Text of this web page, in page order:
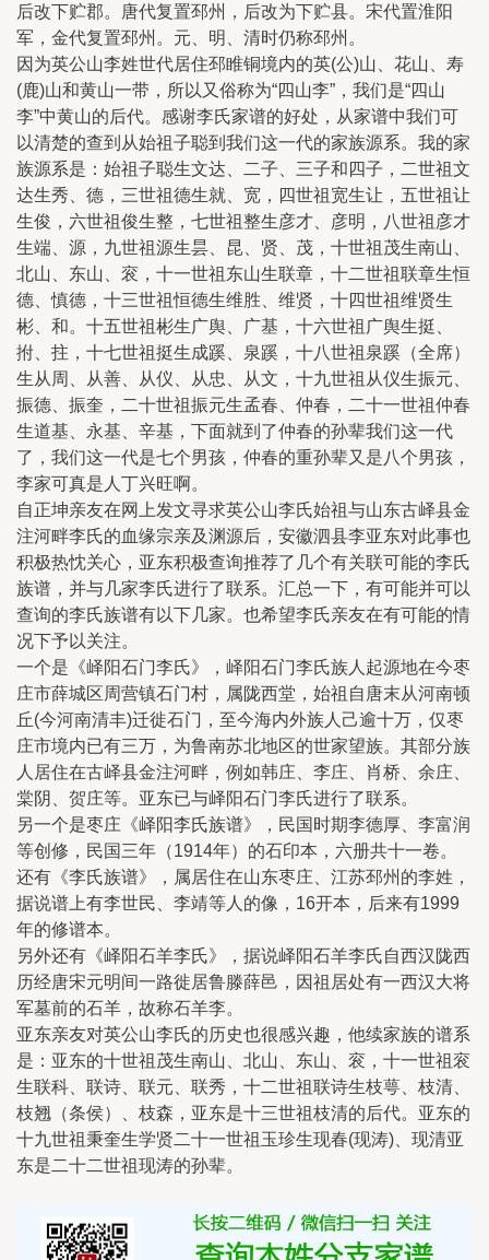
后改下贮郡。唐代复置邳州，后改为下贮县。宋代置淮阳
军，金代复置邳州。元、明、清时仍称邳州。
因为英公山李姓世代居住邳睢铜境内的英(公)山、花山、寿
(鹿)山和黄山一带，所以又俗称为“四山李”，我们是“四山
李”中黄山的后代。感谢李氏家谱的好处，从家谱中我们可
以清楚的查到从始祖子聪到我们这一代的家族源系。我的家
族源系是：始祖子聪生文达、二子、三子和四子，二世祖文
达生秀、德，三世祖德生就、宽，四世祖宽生让，五世祖让
生俊，六世祖俊生整，七世祖整生彦才、彦明，八世祖彦才
生端、源，九世祖源生昙、昆、贤、茂，十世祖茂生南山、
北山、东山、衮，十一世祖东山生联章，十二世祖联章生恒
德、慎德，十三世祖恒德生维胜、维贤，十四世祖维贤生
彬、和。十五世祖彬生广舆、广基，十六世祖广舆生挺、
拊、拄，十七世祖挺生成蹊、泉蹊，十八世祖泉蹊（全席）
生从周、从善、从仪、从忠、从文，十九世祖从仪生振元、
振德、振奎，二十世祖振元生孟春、仲春，二十一世祖仲春
生道基、永基、辛基，下面就到了仲春的孙辈我们这一代
了，我们这一代是七个男孩，仲春的重孙辈又是八个男孩，
李家可真是人丁兴旺啊。
自正坤亲友在网上发文寻求英公山李氏始祖与山东古峄县金
注河畔李氏的血缘宗亲及渊源后，安徽泗县李亚东对此事也
积极热忱关心，亚东积极查询推荐了几个有关联可能的李氏
族谱，并与几家李氏进行了联系。汇总一下，有可能并可以
查询的李氏族谱有以下几家。也希望李氏亲友在有可能的情
况下予以关注。
一个是《峄阳石门李氏》，峄阳石门李氏族人起源地在今枣
庄市薛城区周营镇石门村，属陇西堂，始祖自唐末从河南顿
丘(今河南清丰)迁徙石门，至今海内外族人己逾十万，仅枣
庄市境内已有三万，为鲁南苏北地区的世家望族。其部分族
人居住在古峄县金注河畔，例如韩庄、李庄、肖桥、余庄、
棠阴、贺庄等。亚东已与峄阳石门李氏进行了联系。
另一个是枣庄《峄阳李氏族谱》，民国时期李德厚、李富润
等创修，民国三年（1914年）的石印本，六册共十一卷。
还有《李氏族谱》，属居住在山东枣庄、江苏邳州的李姓，
据说谱上有李世民、李靖等人的像，16开本，后来有1999
年的修谱本。
另外还有《峄阳石羊李氏》，据说峄阳石羊李氏自西汉陇西
历经唐宋元明间一路徙居鲁滕薛邑，因祖居处有一西汉大将
军墓前的石羊，故称石羊李。
亚东亲友对英公山李氏的历史也很感兴趣，他续家族的谱系
是：亚东的十世祖茂生南山、北山、东山、衮，十一世祖衮
生联科、联诗、联元、联秀，十二世祖联诗生枝萼、枝清、
枝翘（条侯）、枝森，亚东是十三世祖枝清的后代。亚东的
十九世祖秉奎生学贤二十一世祖玉珍生现春(现涛)、现清亚
东是二十二世祖现涛的孙辈。